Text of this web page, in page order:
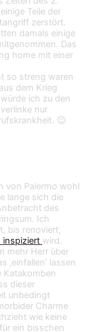
Teile der
zerstört.
damals einige
Das
home mit einer
so streng waren
dem Krieg
ich zu den
nur
😉
von Palermo wohl
lange sich die
des
Ich
bis renoviert,
inspiziert wird.
mehr Herr über
lassen
Katakomben
dieser
unbedingt
Charme
wie keine
ein bisschen